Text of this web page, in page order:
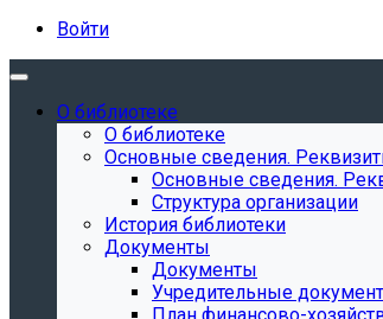
Войти
О библиотеке
О библиотеке
Основные сведения.
Основные сведения.
Структура организации
История библиотеки
Документы
Документы
Учредительные